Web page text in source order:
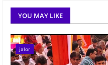
YOU MAY LIKE
jalor